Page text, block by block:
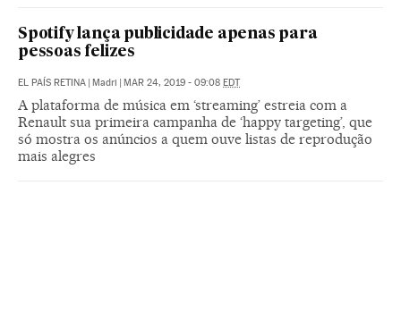
Spotify lança publicidade apenas para
pessoas felizes
EL PAÍS RETINA | Madri | MAR 24, 2019 - 09:08 EDT
A plataforma de música em ‘streaming’ estreia com a
Renault sua primeira campanha de ‘happy targeting’, que
só mostra os anúncios a quem ouve listas de reprodução
mais alegres